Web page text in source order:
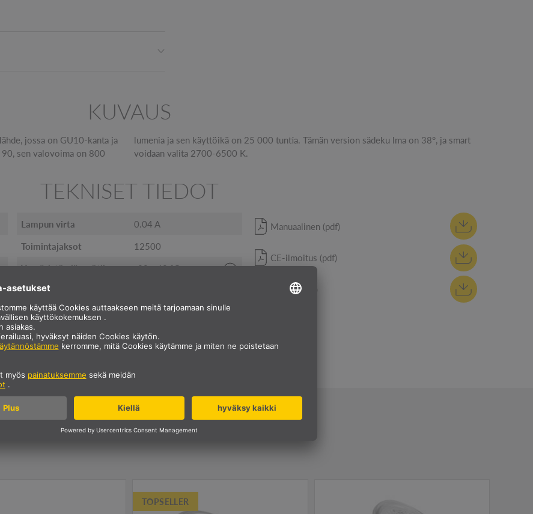
KUVAUS
jossa on GU10-kanta ja
sen valovoima on 800
sädeku lma on 38°, ja smart
voidaan valita 2700-6500 K.
TEKNISET TIEDOT
Lampun virta 0.04 A
Toimintajaksot 12500
Ympäristön lämpötila -20 - 40 °C
Käynnistysaika
Sähköinen tehokerroin
Nettopaino 0.05 kg
Manuaalinen (pdf)
CE-ilmoitus (pdf)
REACh (pdf)
LEUCHTMITTEL
TOPSELLER